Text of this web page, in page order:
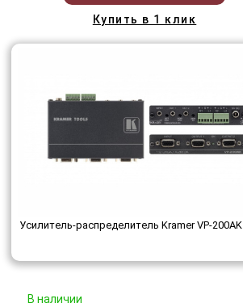
Купить в 1 клик
Усилитель-распределитель Kramer VP-200AK
В наличии